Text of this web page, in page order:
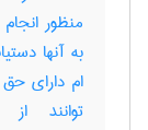
منظور
ام دارای
توانند